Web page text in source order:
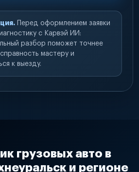
Перед оформлением заявки
с Карвэй ИИ:
разбор поможет точнее
мастеру и
к выезду.
грузовых авто в
и регионе